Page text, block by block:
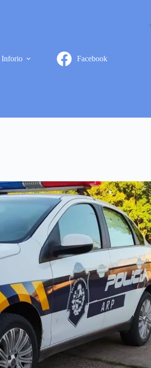
Inforio Facebook